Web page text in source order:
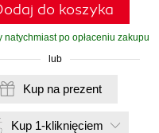
do koszyka
natychmiast po opłaceniu zakupu
lub
Kup na prezent
Kup 1-kliknięciem